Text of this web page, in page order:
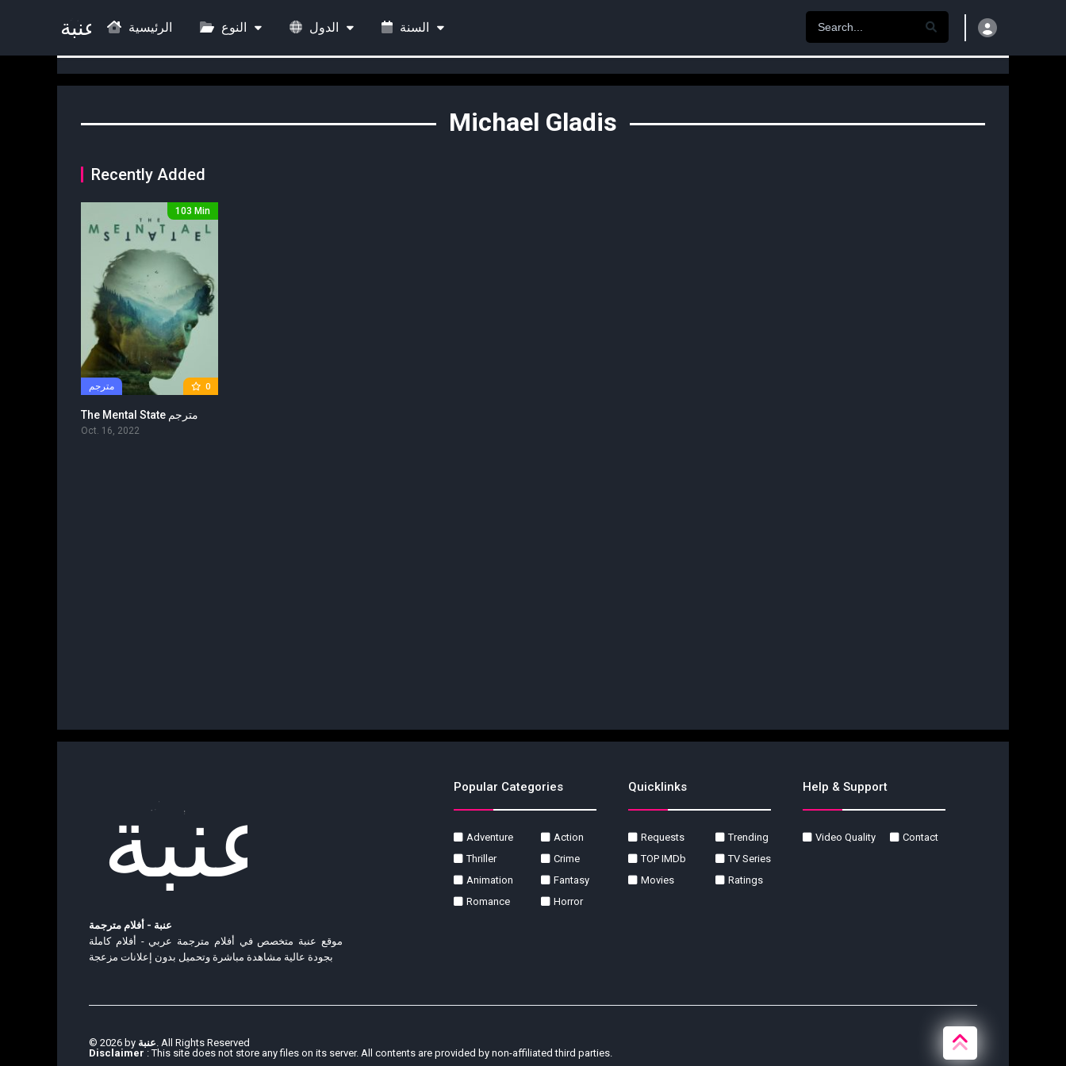
الرئيسية النوع الدول السنة
Michael Gladis
Recently Added
0 مترجم
103 Min
The Mental State مترجم
Oct. 16, 2022
Popular Categories
Adventure
Action
Thriller
Crime
Animation
Fantasy
Romance
Horror
Quicklinks
Requests
Trending
TOP IMDb
TV Series
Movies
Ratings
Help & Support
Video Quality Contact
عنبة - أفلام مترجمة
موقع عنبة متخصص في أفلام مترجمة عربي - أفلام كاملة
بجودة عالية مشاهدة مباشرة وتحميل بدون إعلانات مزعجة
© 2026 by عنبة. All Rights Reserved
Disclaimer : This site does not store any files on its server. All contents are provided by non-affiliated third parties.